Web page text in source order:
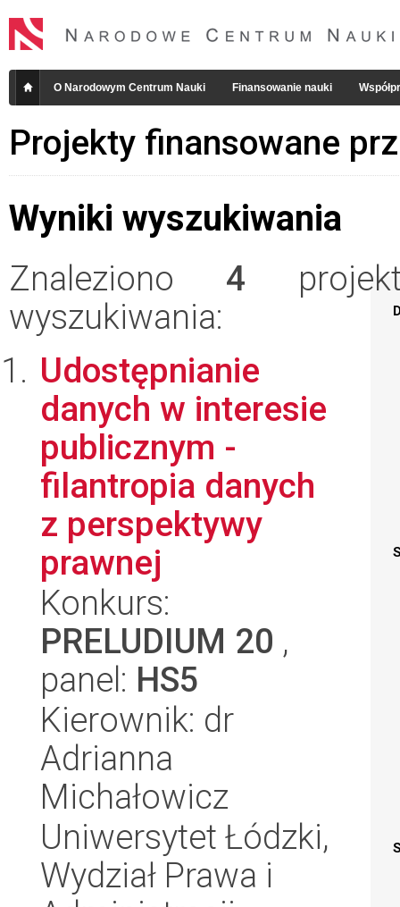
O Narodowym Centrum Nauki Finansowanie nauki
Projekty finansowane
Wyniki wyszukiwania
Znaleziono 4
wyszukiwania:
Udostępnianie
danych w interesie
publicznym -
filantropia danych
z perspektywy
prawnej
Konkurs:
PRELUDIUM 20 ,
panel: HS5
Kierownik: dr
Adrianna
Michałowicz
Uniwersytet Łódzki,
Wydział Prawa i